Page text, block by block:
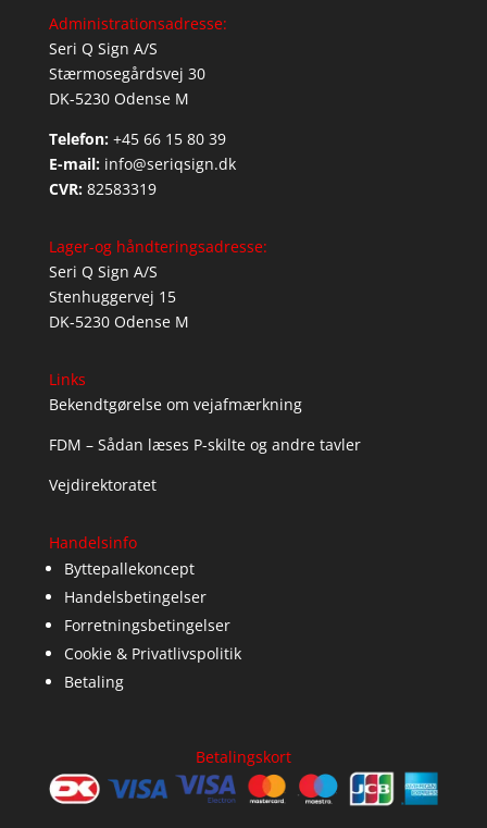
Administrationsadresse:
Seri Q Sign A/S
Stærmosegårdsvej 30
DK-5230 Odense M
Telefon: +45 66 15 80 39
E-mail: info@seriqsign.dk
CVR: 82583319
Lager-og håndteringsadresse:
Seri Q Sign A/S
Stenhuggervej 15
DK-5230 Odense M
Links
Bekendtgørelse om vejafmærkning
FDM – Sådan læses P-skilte og andre tavler
Vejdirektoratet
Handelsinfo
Byttepallekoncept
Handelsbetingelser
Forretningsbetingelser
Cookie & Privatlivspolitik
Betaling
Betalingskort